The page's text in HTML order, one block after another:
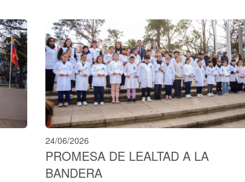
24/06/2026
PROMESA DE LEALTAD A LA
BANDERA